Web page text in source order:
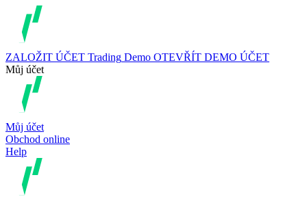
ZALOŽIT ÚČET Trading Demo OTEVŘÍT DEMO ÚČET
Můj účet
Můj účet
Obchod online
Help